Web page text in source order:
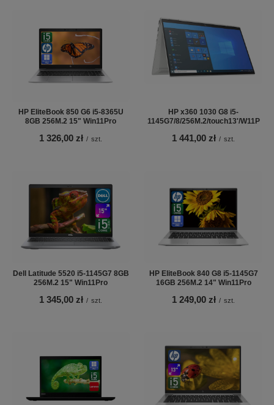
HP EliteBook 850 G6 i5-8365U
8GB 256M.2 15" Win11Pro
1 326,00 zł / szt.
HP x360 1030 G8 i5-
1145G7/8/256M.2/touch13'/W11P
1 441,00 zł / szt.
Dell Latitude 5520 i5-1145G7 8GB
256M.2 15" Win11Pro
1 345,00 zł / szt.
HP EliteBook 840 G8 i5-1145G7
16GB 256M.2 14" Win11Pro
1 249,00 zł / szt.